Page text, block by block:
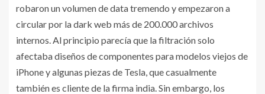
robaron un volumen de data tremendo y empezaron a
circular por la dark web más de 200.000 archivos
internos. Al principio parecía que la filtración solo
afectaba diseños de componentes para modelos viejos de
iPhone y algunas piezas de Tesla, que casualmente
también es cliente de la firma india. Sin embargo, los